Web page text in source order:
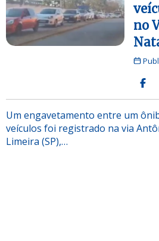
no
Um engavetamento entre um
veículos foi registrado na via
Limeira (SP),…